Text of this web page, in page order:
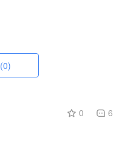
l
(0)
0 6